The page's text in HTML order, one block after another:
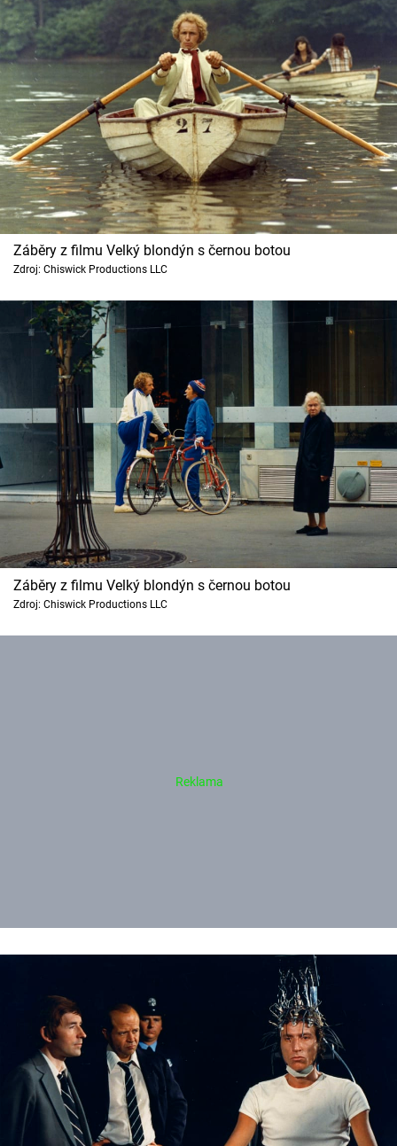
Záběry z filmu Velký blondýn s černou botou
Zdroj: Chiswick Productions LLC
Záběry z filmu Velký blondýn s černou botou
Zdroj: Chiswick Productions LLC